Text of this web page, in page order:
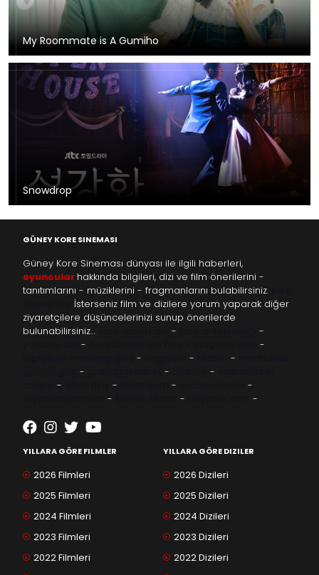
My Roommate is A Gumiho
Snowdrop
GÜNEY KORE SINEMASI
Güney Kore Sineması dünyası ile ilgili haberleri,
oyuncular hakkında bilgileri, dizi ve film önerilerini -
tanıtımlarını - müziklerini - fragmanlarını bulabilirsiniz.
İsterseniz film ve dizilere yorum yaparak diğer
ziyaretçilere düşüncelerinizi sunup önerilerde
bulunabilirsiniz…
-
-
-
-
- - -
- - -
- - -
-
- - -
YILLARA GÖRE FILMLER
2026 Filmleri
2025 Filmleri
2024 Filmleri
2023 Filmleri
2022 Filmleri
YILLARA GÖRE DIZILER
2026 Dizileri
2025 Dizileri
2024 Dizileri
2023 Dizileri
2022 Dizileri